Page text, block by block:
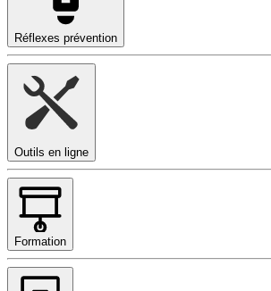
Réflexes prévention
Outils en ligne
Formation